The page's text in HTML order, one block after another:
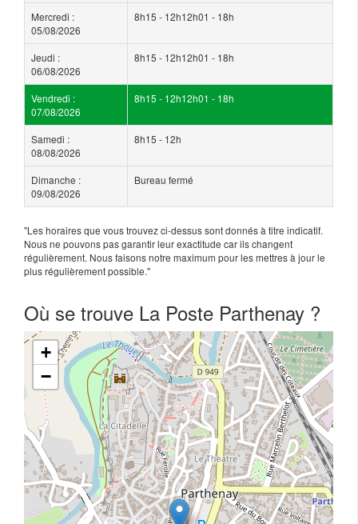
Mercredi :
05/08/2026
8h15 - 12h12h01 - 18h
Jeudi :
06/08/2026
8h15 - 12h12h01 - 18h
Vendredi :
07/08/2026
8h15 - 12h12h01 - 18h
Samedi :
08/08/2026
8h15 - 12h
Dimanche :
09/08/2026
Bureau fermé
"Les horaires que vous trouvez ci-dessus sont donnés à titre indicatif.
Nous ne pouvons pas garantir leur exactitude car ils changent
régulièrement. Nous faisons notre maximum pour les mettres à jour le
plus régulièrement possible."
Où se trouve La Poste Parthenay ?
+
−